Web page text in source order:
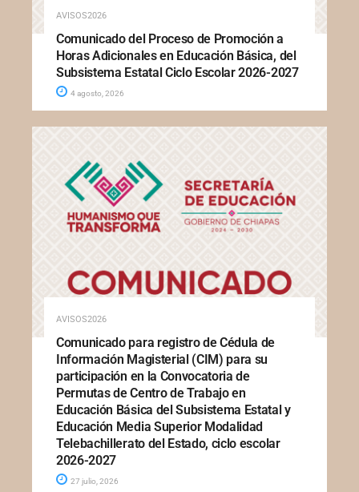
AVISOS2026
Comunicado del Proceso de Promoción a
Horas Adicionales en Educación Básica, del
Subsistema Estatal Ciclo Escolar 2026-2027
4 agosto, 2026
AVISOS2026
Comunicado para registro de Cédula de
Información Magisterial (CIM) para su
participación en la Convocatoria de
Permutas de Centro de Trabajo en
Educación Básica del Subsistema Estatal y
Educación Media Superior Modalidad
Telebachillerato del Estado, ciclo escolar
2026-2027
27 julio, 2026